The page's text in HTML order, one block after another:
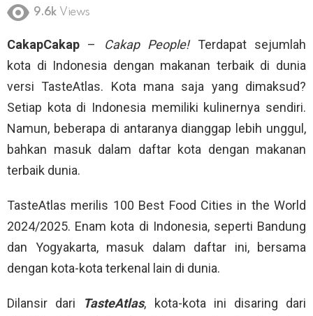
9.6k Views
CakapCakap – Cakap People!Terdapat sejumlah
kota di Indonesia dengan makanan terbaik di dunia
versi TasteAtlas. Kota mana saja yang dimaksud?
Setiap kota di Indonesia memiliki kulinernya sendiri.
Namun, beberapa di antaranya dianggap lebih unggul,
bahkan masuk dalam daftar kota dengan makanan
terbaik dunia.
TasteAtlas merilis 100 Best Food Cities in the World
2024/2025. Enam kota di Indonesia, seperti Bandung
dan Yogyakarta, masuk dalam daftar ini, bersama
dengan kota-kota terkenal lain di dunia.
Dilansir dari TasteAtlas, kota-kota ini disaring dari